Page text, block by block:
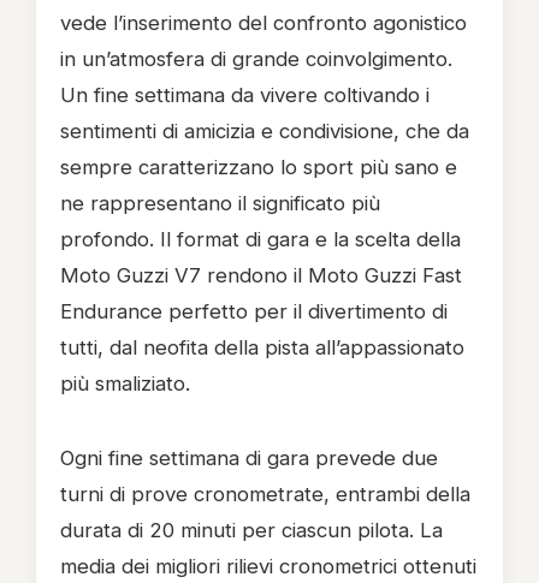
vede l’inserimento del confronto agonistico
in un’atmosfera di grande coinvolgimento.
Un fine settimana da vivere coltivando i
sentimenti di amicizia e condivisione, che da
sempre caratterizzano lo sport più sano e
ne rappresentano il significato più
profondo. Il format di gara e la scelta della
Moto Guzzi V7 rendono il Moto Guzzi Fast
Endurance perfetto per il divertimento di
tutti, dal neofita della pista all’appassionato
più smaliziato.
Ogni fine settimana di gara prevede due
turni di prove cronometrate, entrambi della
durata di 20 minuti per ciascun pilota. La
media dei migliori rilievi cronometrici ottenuti